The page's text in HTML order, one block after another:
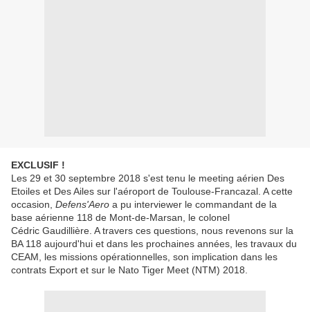
EXCLUSIF !
Les 29 et 30 septembre 2018 s'est tenu le meeting aérien Des
Etoiles et Des Ailes sur l'aéroport de Toulouse-Francazal. A cette
occasion, Defens'Aero a pu interviewer le commandant de la
base aérienne 118 de Mont-de-Marsan, le colonel
Cédric Gaudillière. A travers ces questions, nous revenons sur la
BA 118 aujourd'hui et dans les prochaines années, les travaux du
CEAM, les missions opérationnelles, son implication dans les
contrats Export et sur le Nato Tiger Meet (NTM) 2018.